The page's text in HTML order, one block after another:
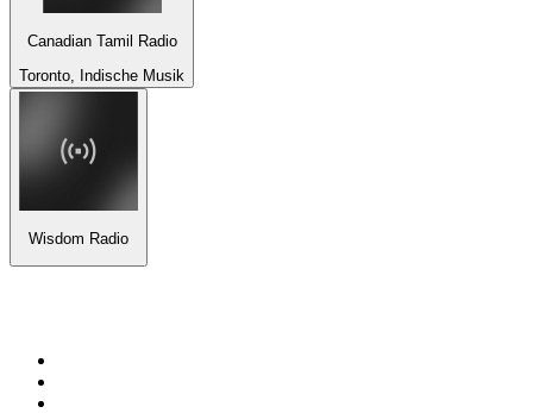
Canadian Tamil Radio
Toronto, Indische Musik
Wisdom Radio